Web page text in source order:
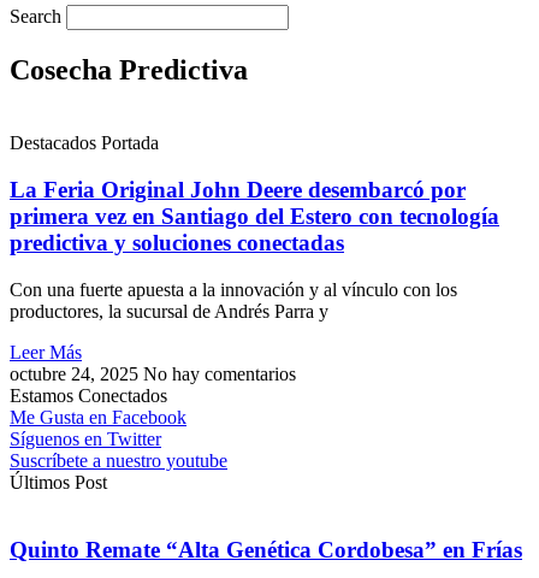
Search
Cosecha Predictiva
Destacados Portada
La Feria Original John Deere desembarcó por
primera vez en Santiago del Estero con tecnología
predictiva y soluciones conectadas
Con una fuerte apuesta a la innovación y al vínculo con los
productores, la sucursal de Andrés Parra y
Leer Más
octubre 24, 2025 No hay comentarios
Estamos Conectados
Me Gusta en Facebook
Síguenos en Twitter
Suscríbete a nuestro youtube
Últimos Post
Quinto Remate “Alta Genética Cordobesa” en Frías